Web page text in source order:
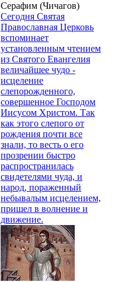
Серафим (Чичагов)
Сегодня Святая
Православная Церковь
вспоминает
установленным чтением
из Святого Евангелия
величайшее чудо -
исцеление
слепорожденного,
совершенное Господом
Иисусом Христом. Так
как этого слепого от
рождения почти все
знали, то весть о его
прозрении быстро
распространилась
свидетелями чуда, и
народ, пораженный
небывалым исцелением,
пришел в волнение и
движение.